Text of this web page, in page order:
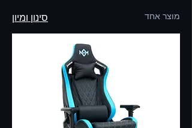
מוצר אחד סינון ומיון